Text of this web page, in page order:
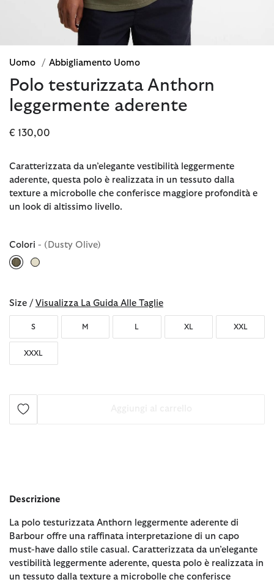
Uomo / Abbigliamento Uomo
Polo testurizzata Anthorn
leggermente aderente
€ 130,00
Caratterizzata da un’elegante vestibilità leggermente
aderente, questa polo è realizzata in un tessuto dalla
texture a microbolle che conferisce maggiore profondità e
un look di altissimo livello.
Colori - (Dusty Olive)
Size / Visualizza La Guida Alle Taglie
S M L XL XXL
XXXL
Descrizione
La polo testurizzata Anthorn leggermente aderente di
Barbour offre una raffinata interpretazione di un capo
must-have dallo stile casual. Caratterizzata da un’elegante
vestibilità leggermente aderente, questa polo è realizzata in
un tessuto dalla texture a microbolle che conferisce